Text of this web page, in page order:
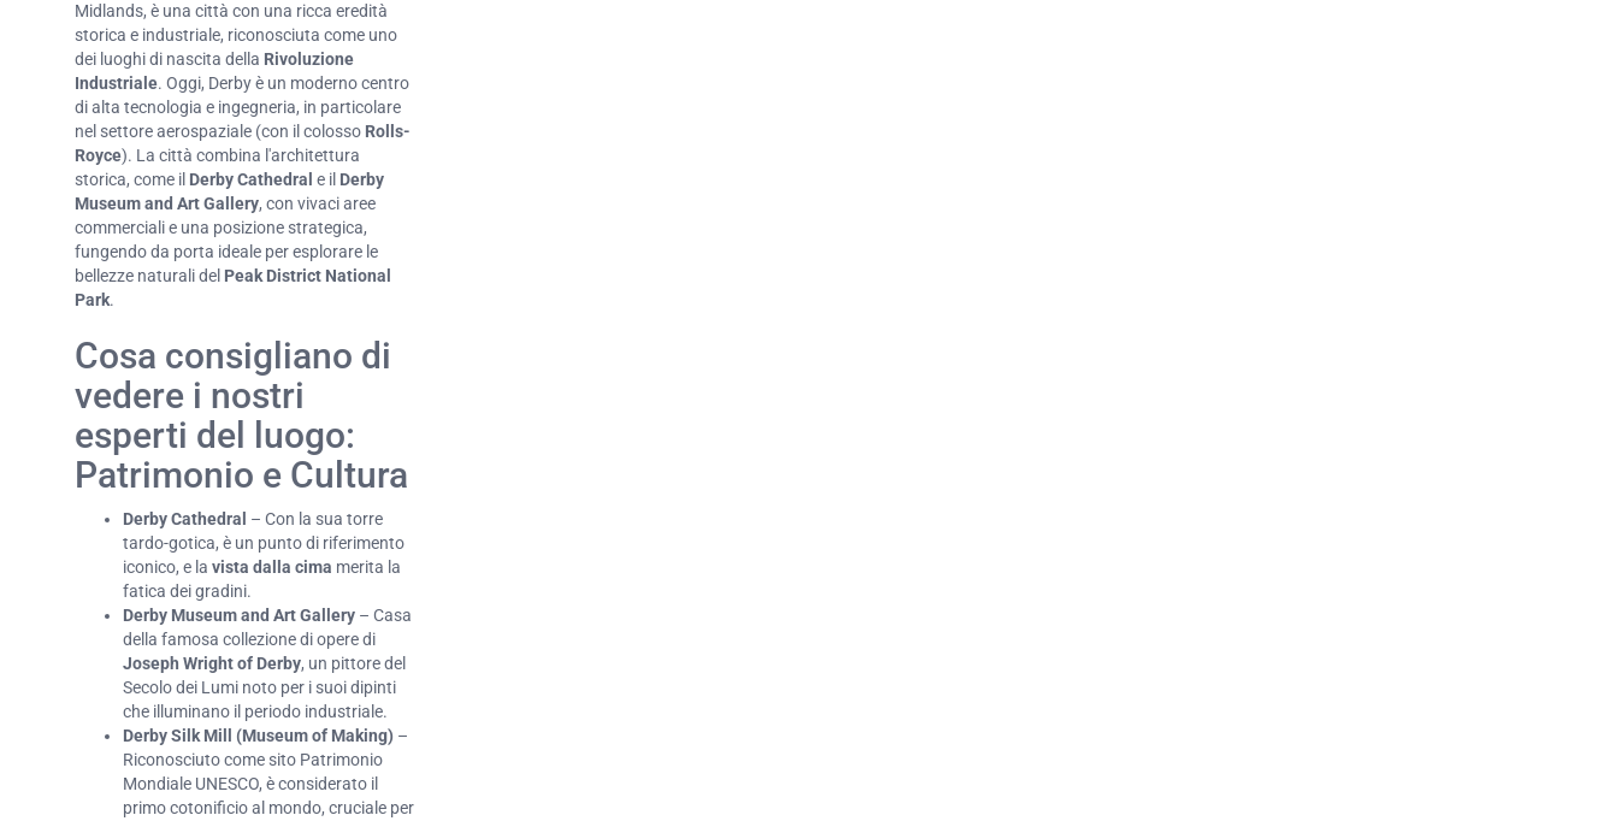
Midlands, è una città con una ricca eredità
storica e industriale, riconosciuta come uno
dei luoghi di nascita della Rivoluzione
Industriale. Oggi, Derby è un moderno centro
di alta tecnologia e ingegneria, in particolare
nel settore aerospaziale (con il colosso Rolls-
Royce). La città combina l'architettura
storica, come il Derby Cathedral e il Derby
Museum and Art Gallery, con vivaci aree
commerciali e una posizione strategica,
fungendo da porta ideale per esplorare le
bellezze naturali del Peak District National
Park.
Cosa consigliano di
vedere i nostri
esperti del luogo:
Patrimonio e Cultura
Derby Cathedral – Con la sua torre
tardo-gotica, è un punto di riferimento
iconico, e la vista dalla cima merita la
fatica dei gradini.
Derby Museum and Art Gallery – Casa
della famosa collezione di opere di
Joseph Wright of Derby, un pittore del
Secolo dei Lumi noto per i suoi dipinti
che illuminano il periodo industriale.
Derby Silk Mill (Museum of Making) –
Riconosciuto come sito Patrimonio
Mondiale UNESCO, è considerato il
primo cotonificio al mondo, cruciale per